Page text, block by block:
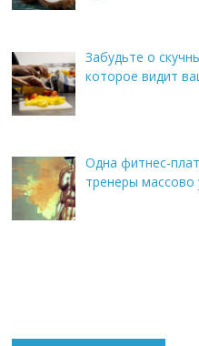
Забудьте о
которое видит
Одна фитнес-
тренеры